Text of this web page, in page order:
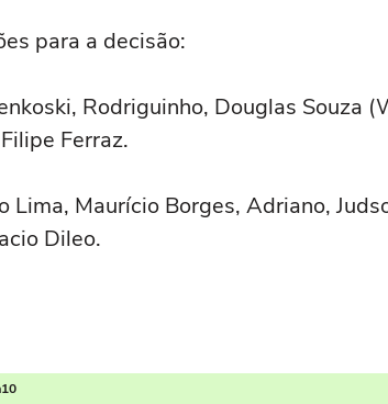
para a decisão:
Rodriguinho, Douglas Souza
Ferraz.
Lima, Maurício Borges, Adriano,
Dileo.